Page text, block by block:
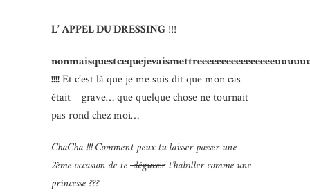
L’ APPEL DU DRESSING !!!
!!!!Et c’est là que je me suis dit que mon cas
était grave… que quelque chose ne tournait
pas rond chez moi…
ChaCha !!! Comment peux tu laisser passer une
2ème occasion de tedéguisert’habiller comme une
princesse ???